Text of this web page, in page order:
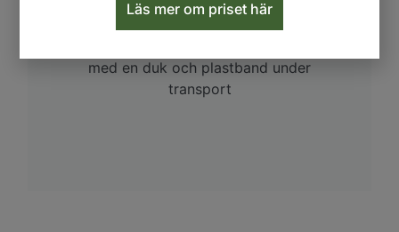
med en duk och plastband under
transport
Läs mer om priset här